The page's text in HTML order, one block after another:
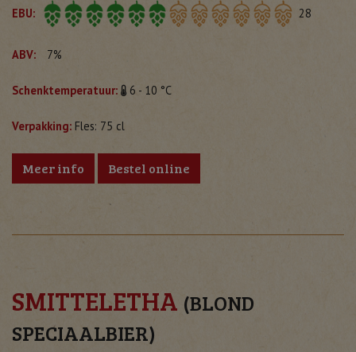
EBU: 28
ABV: 7%
Schenktemperatuur: 6 - 10 °C
Verpakking: Fles: 75 cl
Meer info Bestel online
SMITTELETHA (BLOND
SPECIAALBIER)